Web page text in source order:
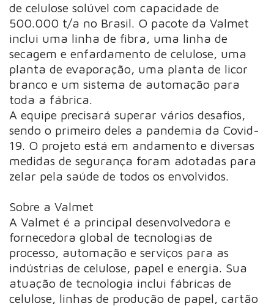
de celulose solúvel com capacidade de
500.000 t/a no Brasil. O pacote da Valmet
inclui uma linha de fibra, uma linha de
secagem e enfardamento de celulose, uma
planta de evaporação, uma planta de licor
branco e um sistema de automação para
toda a fábrica.
A equipe precisará superar vários desafios,
sendo o primeiro deles a pandemia da Covid-
19. O projeto está em andamento e diversas
medidas de segurança foram adotadas para
zelar pela saúde de todos os envolvidos.
Sobre a Valmet
A Valmet é a principal desenvolvedora e
fornecedora global de tecnologias de
processo, automação e serviços para as
indústrias de celulose, papel e energia. Sua
atuação de tecnologia inclui fábricas de
celulose, linhas de produção de papel, cartão